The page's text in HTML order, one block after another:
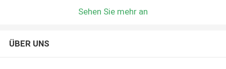
Sehen Sie mehr an
ÜBER UNS